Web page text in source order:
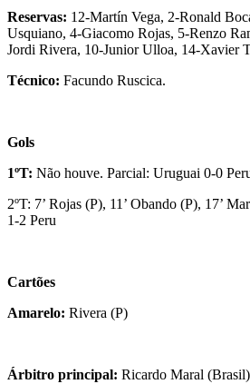
Reservas: 12-Martín Vega, 2-Ronald
Usquiano, 4-Giacomo Rojas, 5-Renzo
Jordi Rivera, 10-Junior Ulloa, 14-Xavier
Técnico: Facundo Ruscica.
Gols
1ºT: Não houve. Parcial: Uruguai 0-0
2ºT: 7’ Rojas (P), 11’ Obando (P), 17’
1-2 Peru
Cartões
Amarelo: Rivera (P)
Árbitro principal: Ricardo Maral (Brasil)